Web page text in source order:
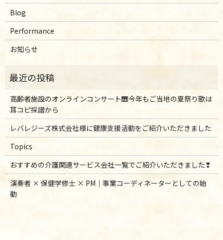
Blog
Performance
お知らせ
高齢者施設のオンラインコンサート🎹今年もご当地の夏祭り歌は
耳コピ採譜から
レバレジーズ株式会社様に健康支援活動をご紹介いただきました
Topics
おすすめの介護関連サービス会社一覧でご紹介いただきました❣
演奏者 × 保健学修士 × PM｜事業コーディネーターとしての始
動